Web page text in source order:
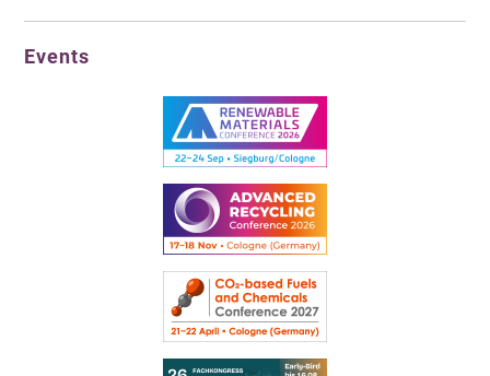
Events